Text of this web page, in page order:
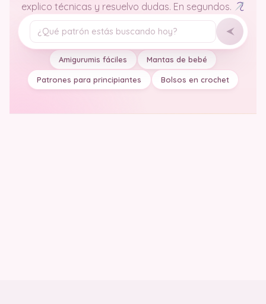
explico técnicas y resuelvo dudas. En segundos.
Tu pregunta
Amigurumis fáciles Mantas de bebé
Patrones para principiantes Bolsos en crochet